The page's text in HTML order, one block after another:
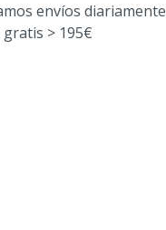
envíos diariamente
gratis > 195€